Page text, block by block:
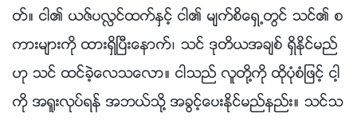
တ္။ ငါ၏ ယဇ္ပလႅင္ထက္ႏွင့္ ငါ၏ မ်က္စိေရွ႕တြင္ သင္၏ စ
ကားမ်ားကို ထားရွိၿပီးေနာက္၊ သင္ ဒုတိယအခ်စ္ ရွိႏိုင္မည္
ဟု သင္ ထင္ခဲ့ေလသေလာ။ ငါသည္ လူတို႔ကို ထိုပုံစံျဖင့္ ငါ့
ကို အ႐ူးလုပ္ရန္ အဘယ္သို႔ အခြင့္ေပးႏိုင္မည္နည္း။ သင္သ